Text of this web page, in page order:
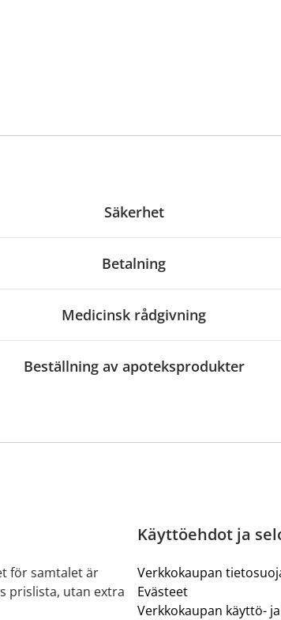
Säkerhet
Betalning
Medicinsk rådgivning
Beställning av apoteksprodukter
för samtalet är
prislista, utan extra
Käyttöehdot ja
Verkkokaupan
Evästeet
Verkkokaupan käyttö-